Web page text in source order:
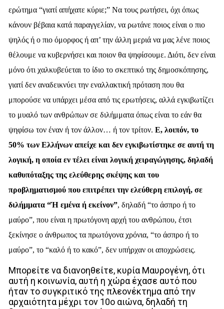
ερώτημα “γιατί απήχατε κύριε;” Να τους ρωτήσει, όχι όπως
κάνουν βέβαια κατά παραγγελίαν, να ρωτάνε ποιος είναι ο πιο
ψηλός ή ο πιο όμορφος ή απ’ την άλλη μεριά να μας λένε ποιος
θέλουμε να κυβερνήσει και ποιον θα ψηφίσουμε. Διότι, δεν είναι
μόνο ότι χαλκυβεύεται το ίδιο το σκεπτικό της δημοσκόπησης,
γιατί δεν αναδεικνύει την εναλλακτική πρόταση που θα
μπορούσε να υπάρχει μέσα από τις ερωτήσεις, αλλά εγκιβωτίζει
το μυαλό των ανθρώπων σε διλήμματα όπως είναι το εάν θα
ψηφίσω τον έναν ή τον άλλον… ή τον τρίτον. Ε, λοιπόν, το
50% των Ελλήνων απείχε και δεν εγκιβωτίστηκε σε αυτή τη
λογική, η οποία εν τέλει είναι λογική χειραγώγησης, δηλαδή
καθυπόταξης της ελεύθερης σκέψης και του
προβληματισμού που επιτρέπει την ελεύθερη επιλογή, σε
διλήμματα “Ή εμένα ή εκείνον”, δηλαδή “το άσπρο ή το
μαύρο”, που είναι η πρωτόγονη αρχή του ανθρώπου, έτσι
ξεκίνησε ο άνθρωπος τα πρωτόγονα χρόνια, “το άσπρο ή το
μαύρο”, το “καλό ή το κακό”, δεν υπήρχαν οι αποχρώσεις.
Μπορείτε να διανοηθείτε, κυρία Μαυρογένη, ότι
αυτή η κοινωνία, αυτή η χώρα έχασε αυτό που
ήταν το συγκριτικό της πλεονέκτημα από την
αρχαιότητα μέχρι τον 10ο αιώνα, δηλαδή τη